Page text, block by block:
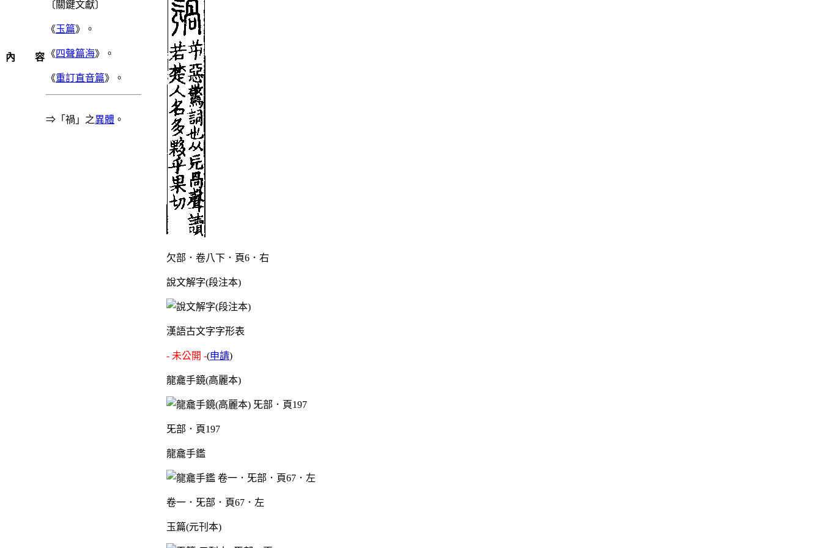
內 容
〔關鍵文獻〕
《玉篇》。
《四聲篇海》。
《重訂直音篇》。
⇒「禍」之異體 。
欠部．卷八下．頁6．右
說文解字(段注本)
漢語古文字字形表
- 未公開 -(申請)
龍龕手鏡(高麗本)
旡部．頁197
龍龕手鑑
卷一．旡部．頁67．左
玉篇(元刊本)